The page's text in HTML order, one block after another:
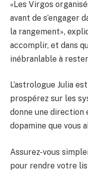
«Les Virgos
avant de s’engager
la rangement»,
accomplir, et dans
inébranlable à
L’astrologue Julia
prospérez sur les
donne une direction
dopamine que vous
Assurez-vous
pour rendre votre